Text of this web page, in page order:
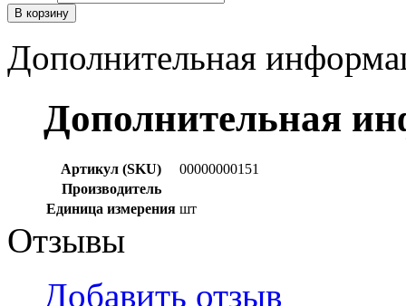
В корзину
Дополнительная
Дополнительная
Артикул (SKU)
00000000151
Производитель
Единица измерения шт
Отзывы
Добавить отзыв